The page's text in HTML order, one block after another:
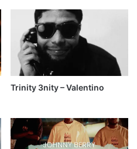
Trinity 3nity – Valentino